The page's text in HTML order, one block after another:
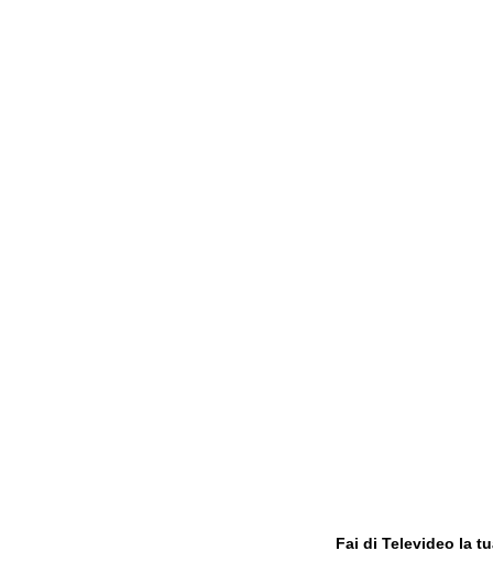
Fai di Televideo la